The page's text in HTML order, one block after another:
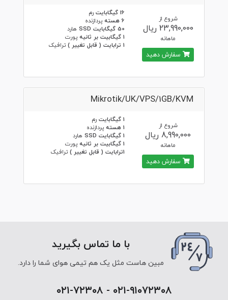
16 گیگابایت
رم
6 هسته
پردازنده
50 گیگابایت SSD
هارد
1 گیگابیت بر ثانیه
پورت
1 ترابایت ( قابل تغییر )
ترافیک
شروع از
23,990,000 ریال
ماهانه
سفارش دهید
Mikrotik/UK/VPS/1GB/KVM
1 گیگابایت
رم
1 هسته
پردازنده
1 گیگابایت SSD
هارد
1 گیگابیت بر ثانیه
پورت
1ترابایت ( قابل تغییر )
ترافیک
شروع از
8,990,000 ریال
ماهانه
سفارش دهید
با ما تماس بگیرید
مبین هاست مثل یک هم تیمی هوای شما را دارد.
۰۲۱-۹۱۰۷۲۳۰۸ - ۰۲۱-۷۲۳۰۸